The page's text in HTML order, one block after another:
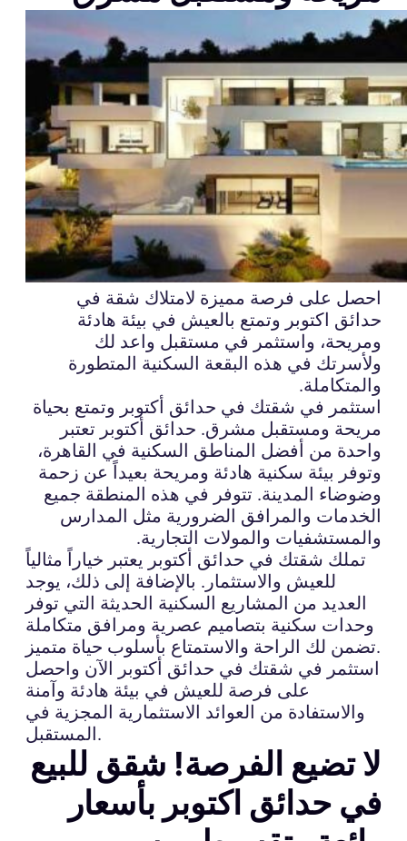
احصل على فرصة مميزة لامتلاك شقة في
حدائق اكتوبر وتمتع بالعيش في بيئة هادئة
ومريحة، واستثمر في مستقبل واعد لك
ولأسرتك في هذه البقعة السكنية المتطورة
والمتكاملة.
استثمر في شقتك في حدائق أكتوبر وتمتع بحياة
مريحة ومستقبل مشرق. حدائق أكتوبر تعتبر
واحدة من أفضل المناطق السكنية في القاهرة،
وتوفر بيئة سكنية هادئة ومريحة بعيداً عن زحمة
وضوضاء المدينة. تتوفر في هذه المنطقة جميع
الخدمات والمرافق الضرورية مثل المدارس
والمستشفيات والمولات التجارية.
تملك شقتك في حدائق أكتوبر يعتبر خياراً مثالياً
للعيش والاستثمار. بالإضافة إلى ذلك، يوجد
العديد من المشاريع السكنية الحديثة التي توفر
وحدات سكنية بتصاميم عصرية ومرافق متكاملة
تضمن لك الراحة والاستمتاع بأسلوب حياة متميز.
استثمر في شقتك في حدائق أكتوبر الآن واحصل
على فرصة للعيش في بيئة هادئة وآمنة
والاستفادة من العوائد الاستثمارية المجزية في
المستقبل.
لا تضيع الفرصة! شقق للبيع
في حدائق اكتوبر بأسعار